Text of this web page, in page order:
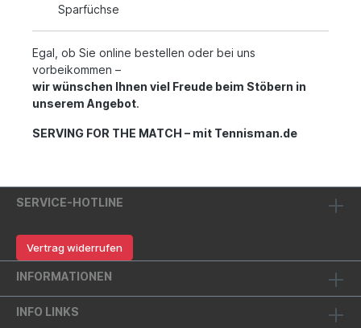
Sparfüchse
Egal, ob Sie online bestellen oder bei uns
vorbeikommen –
wir wünschen Ihnen viel Freude beim Stöbern in
unserem Angebot.
SERVING FOR THE MATCH – mit Tennisman.de
SERVICE-HOTLINE
Vertrag widerrufen
INFORMATIONEN
INFO LINKS